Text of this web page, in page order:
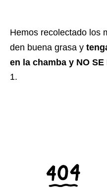
Hemos recolectado los
den buena grasa y
en la chamba y NO SE
1.